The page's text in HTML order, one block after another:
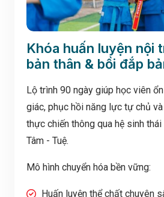
Khóa huấn luyện nội
bản thân & bồi đắp
Lộ trình 90 ngày giúp học viên
giác, phục hồi năng lực tự chủ
thực chiến thông qua hệ sinh
Tâm - Tuệ.
Mô hình chuyển hóa bền vững:
Huấn luyện thể chất chuyên